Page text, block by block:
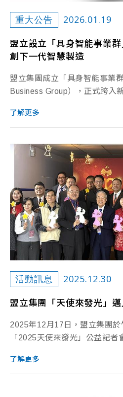
重大公告 2026.01.19
盟立設立「具身智能事業
創下一代智慧製造
盟立集團成立「具身智能事業
Business Group），正式跨入
了解更多
活動訊息 2025.12.30
盟立集團「天使來發光」
2025年12月17日，盟立集團
「2025天使來發光」公益記
了解更多